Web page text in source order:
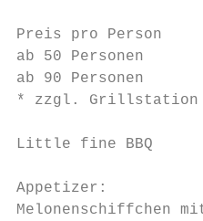
Preis pro
ab 50
ab 90
* zzgl. Grillstation
Little fine BBQ
Appetizer:
Melonenschiffchen